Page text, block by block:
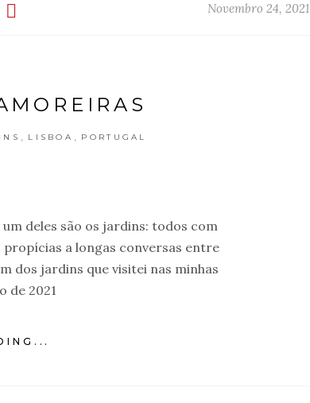
Novembro 24, 2021
, LISBOA , PORTUGAL
deles são os jardins: todos com
a longas conversas entre
dos jardins que visitei nas minhas
de 2021